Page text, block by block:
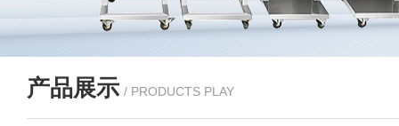
产品展示 / PRODUCTS PLAY